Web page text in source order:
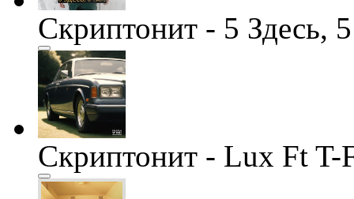
Скриптонит - 5 Здесь,
Скриптонит - Lux Ft T-